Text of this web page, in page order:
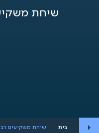
שיחת משקיעים
בית שיחת משקיעים רבעון 1,